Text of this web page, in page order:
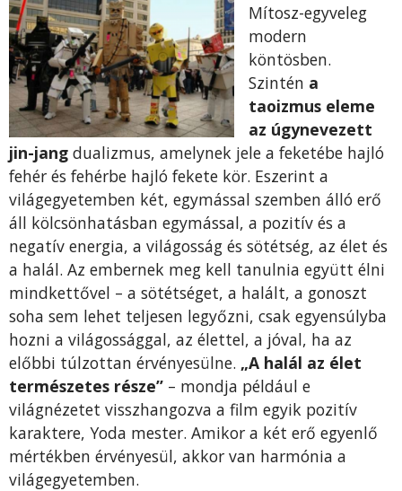
Mítosz-egyveleg
modern
köntösben.
Szintén a
taoizmus eleme
az úgynevezett
jin-jang dualizmus, amelynek jele a feketébe hajló
fehér és fehérbe hajló fekete kör. Eszerint a
világegyetemben két, egymással szemben álló erő
áll kölcsönhatásban egymással, a pozitív és a
negatív energia, a világosság és sötétség, az élet és
a halál. Az embernek meg kell tanulnia együtt élni
mindkettővel – a sötétséget, a halált, a gonoszt
soha sem lehet teljesen legyőzni, csak egyensúlyba
hozni a világossággal, az élettel, a jóval, ha az
előbbi túlzottan érvényesülne. „A halál az élet
természetes része” – mondja például e
világnézetet visszhangozva a film egyik pozitív
karaktere, Yoda mester. Amikor a két erő egyenlő
mértékben érvényesül, akkor van harmónia a
világegyetemben.